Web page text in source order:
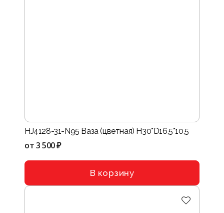
HJ4128-31-N95 Ваза (цветная) H30*D16,5*10,5
от3 500 ₽
В корзину